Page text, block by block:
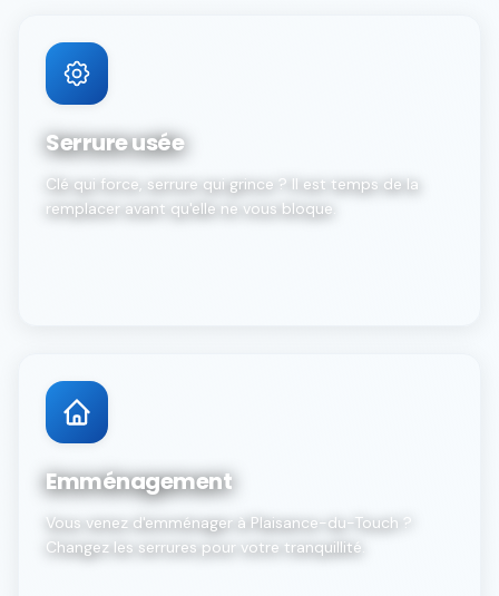
Serrure usée
Clé qui force, serrure qui grince ? Il est temps de la
remplacer avant qu'elle ne vous bloque.
Emménagement
Vous venez d'emménager à Plaisance-du-Touch ?
Changez les serrures pour votre tranquillité.